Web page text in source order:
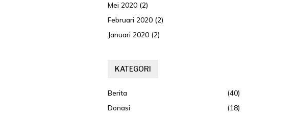
Mei 2020 (2)
Februari 2020 (2)
Januari 2020 (2)
KATEGORI
Berita
(40)
Donasi
(18)